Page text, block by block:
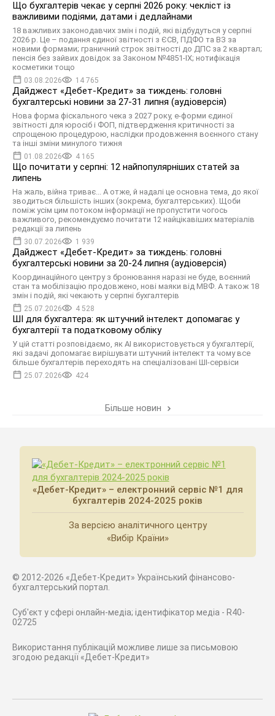
Що бухгалтерів чекає у серпні 2026 року: чекліст із
важливими подіями, датами і дедлайнами
18 важливих законодавчих змін і подій, які відбудуться у серпні
2026 р. Це – подання єдиної звітності з ЄСВ, ПДФО та ВЗ за
новими формами; граничний строк звітності до ДПС за 2 квартал;
пенсія без зайвих довідок за Законом №4851-IX; нотифікація
косметики тощо
03.08.2026 14 765
Дайджест «Дебет-Кредит» за тиждень: головні
бухгалтерські новини за 27-31 липня (аудіоверсія)
Нова форма фіскального чека з 2027 року, е-форми єдиної
звітності для юросіб і ФОП, підтвердження критичності за
спрощеною процедурою, наслідки продовження воєнного стану
та інші зміни минулого тижня
01.08.2026 4 165
Що почитати у серпні: 12 найпопулярніших статей за
липень
На жаль, війна триває... А отже, й надалі це основна тема, до якої
зводиться більшість інших (зокрема, бухгалтерських). Щоби
поміж усім цим потоком інформації не пропустити чогось
важливого, рекомендуємо почитати 12 найцікавіших матеріалів
редакції за липень
30.07.2026 1 939
Дайджест «Дебет-Кредит» за тиждень: головні
бухгалтерські новини за 20-24 липня (аудіоверсія)
Координаційного центру з бронювання наразі не буде, воєнний
стан та мобілізацію продовжено, нові маяки від МВФ. А також 18
змін і подій, які чекають у серпні бухгалтерів
25.07.2026 4 528
ШІ для бухгалтера: як штучний інтелект допомагає у
бухгалтерії та податковому обліку
У цій статті розповідаємо, як AI використовується у бухгалтерії,
які задачі допомагає вирішувати штучний інтелект та чому все
більше бухгалтерів переходять на спеціалізовані ШІ-сервіси
25.07.2026 424
Більше новин
«Дебет-Кредит» – електронний сервіс №1 для
бухгалтерів 2024-2025 років
За версією аналітичного центру
«Вибір Країни»
© 2012-2026 «Дебет-Кредит» Український фінансово-
бухгалтерський портал.
Суб'єкт у сфері онлайн-медіа; ідентифікатор медіа - R40-
02725
Використання публікацій можливе лише за письмовою
згодою редакції «Дебет-Кредит»